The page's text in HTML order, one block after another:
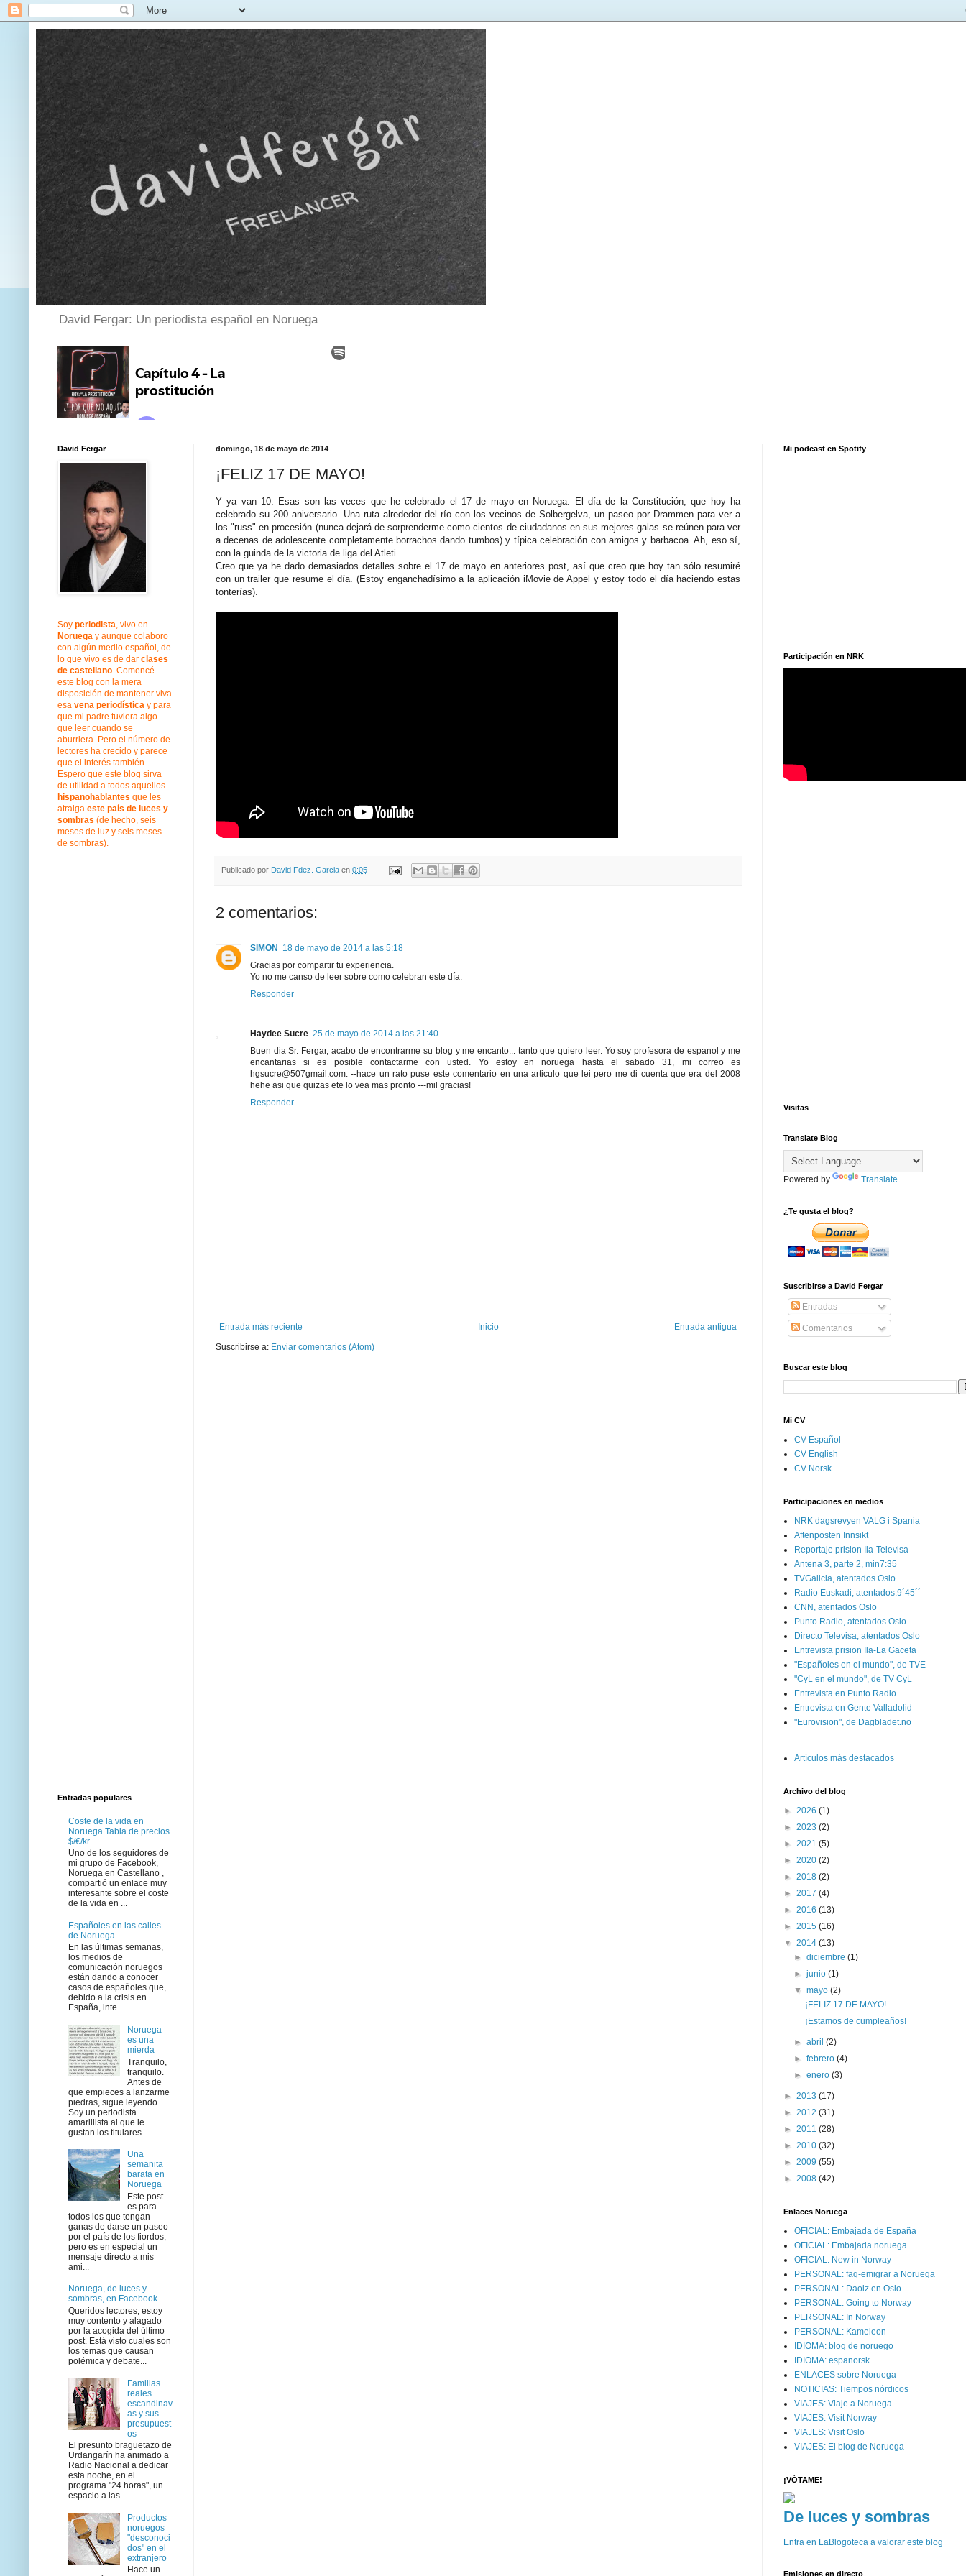
David Fergar: Un periodista español en Noruega
domingo, 18 de mayo de 2014
¡FELIZ 17 DE MAYO!
Y ya van 10. Esas son las veces que he celebrado el 17 de mayo en Noruega. El día de la Constitución, que hoy ha
celebrado su 200 aniversario. Una ruta alrededor del río con los vecinos de Solbergelva, un paseo por Drammen para ver a
los "russ" en procesión (nunca dejará de sorprenderme como cientos de ciudadanos en sus mejores galas se reúnen para ver
a decenas de adolescente completamente borrachos dando tumbos) y típica celebración con amigos y barbacoa. Ah, eso sí,
con la guinda de la victoria de liga del Atleti.
Creo que ya he dado demasiados detalles sobre el 17 de mayo en anteriores post, así que creo que hoy tan sólo resumiré
con un trailer que resume el día. (Estoy enganchadísimo a la aplicación iMovie de Appel y estoy todo el día haciendo estas
tonterías).
Publicado por David Fdez. Garcia en 0:05
2 comentarios:
SIMON
18 de mayo de 2014 a las 5:18
Gracias por compartir tu experiencia.
Yo no me canso de leer sobre como celebran este día.
Responder
Haydee Sucre 25 de mayo de 2014 a las 21:40
Buen dia Sr. Fergar, acabo de encontrarme su blog y me encanto... tanto que quiero leer. Yo soy profesora de espanol y me
encantarias si es posible contactarme con usted. Yo estoy en noruega hasta el sabado 31, mi correo es
hgsucre@507gmail.com. --hace un rato puse este comentario en una articulo que lei pero me di cuenta que era del 2008
hehe asi que quizas ete lo vea mas pronto ---mil gracias!
Responder
Entrada más reciente Entrada antigua
Inicio
Suscribirse a: Enviar comentarios (Atom)
David Fergar
Soy periodista, vivo en
Noruega y aunque colaboro
con algún medio español, de
lo que vivo es de dar clases
de castellano. Comencé
este blog con la mera
disposición de mantener viva
esa vena periodística y para
que mi padre tuviera algo
que leer cuando se
aburriera. Pero el número de
lectores ha crecido y parece
que el interés también.
Espero que este blog sirva
de utilidad a todos aquellos
hispanohablantes que les
atraiga este país de luces y
sombras (de hecho, seis
meses de luz y seis meses
de sombras).
Entradas populares
Coste de la vida en
Noruega.Tabla de precios
$/€/kr
Uno de los seguidores de
mi grupo de Facebook,
Noruega en Castellano ,
compartió un enlace muy
interesante sobre el coste
de la vida en ...
Españoles en las calles
de Noruega
En las últimas semanas,
los medios de
comunicación noruegos
están dando a conocer
casos de españoles que,
debido a la crisis en
España, inte...
Noruega
es una
mierda
Tranquilo,
tranquilo.
Antes de
que empieces a lanzarme
piedras, sigue leyendo.
Soy un periodista
amarillista al que le
gustan los titulares ...
Una
semanita
barata en
Noruega
Este post
es para
todos los que tengan
ganas de darse un paseo
por el país de los fiordos,
pero es en especial un
mensaje directo a mis
ami...
Noruega, de luces y
sombras, en Facebook
Queridos lectores, estoy
muy contento y alagado
por la acogida del último
post. Está visto cuales son
los temas que causan
polémica y debate...
Familias
reales
escandinav
as y sus
presupuest
os
El presunto braguetazo de
Urdangarín ha animado a
Radio Nacional a dedicar
esta noche, en el
programa "24 horas", un
espacio a las...
Productos
noruegos
"desconoci
dos" en el
extranjero
Hace un
Mi podcast en Spotify
Participación en NRK
Visitas
Translate Blog
Powered by Translate
¿Te gusta el blog?
Suscribirse a David Fergar
Entradas
Comentarios
Buscar este blog
Mi CV
CV Español
CV English
CV Norsk
Participaciones en medios
NRK dagsrevyen VALG i Spania
Aftenposten Innsikt
Reportaje prision Ila-Televisa
Antena 3, parte 2, min7:35
TVGalicia, atentados Oslo
Radio Euskadi, atentados.9´45´´
CNN, atentados Oslo
Punto Radio, atentados Oslo
Directo Televisa, atentados Oslo
Entrevista prision Ila-La Gaceta
"Españoles en el mundo", de TVE
"CyL en el mundo", de TV CyL
Entrevista en Punto Radio
Entrevista en Gente Valladolid
"Eurovision", de Dagbladet.no
Artículos más destacados
Archivo del blog
► 2026 (1)
► 2023 (2)
► 2021 (5)
► 2020 (2)
► 2018 (2)
► 2017 (4)
► 2016 (13)
► 2015 (16)
▼ 2014 (13)
►diciembre(1)
►junio(1)
▼mayo(2)
¡FELIZ 17 DE MAYO!
¡Estamos de cumpleaños!
►abril(2)
►febrero(4)
►enero(3)
► 2013 (17)
► 2012 (31)
► 2011 (28)
► 2010 (32)
► 2009 (55)
► 2008 (42)
Enlaces Noruega
OFICIAL: Embajada de España
OFICIAL: Embajada noruega
OFICIAL: New in Norway
PERSONAL: faq-emigrar a Noruega
PERSONAL: Daoiz en Oslo
PERSONAL: Going to Norway
PERSONAL: In Norway
PERSONAL: Kameleon
IDIOMA: blog de noruego
IDIOMA: espanorsk
ENLACES sobre Noruega
NOTICIAS: Tiempos nórdicos
VIAJES: Viaje a Noruega
VIAJES: Visit Norway
VIAJES: Visit Oslo
VIAJES: El blog de Noruega
¡VÓTAME!
De luces y sombras
Entra en LaBlogoteca a valorar este blog
Emisiones en directo